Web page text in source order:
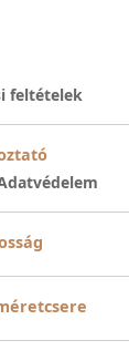
feltételek